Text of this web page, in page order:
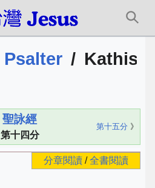
Psalter /
聖詠經
第十四分
第十五分 》
分章閱讀 /全書閱讀